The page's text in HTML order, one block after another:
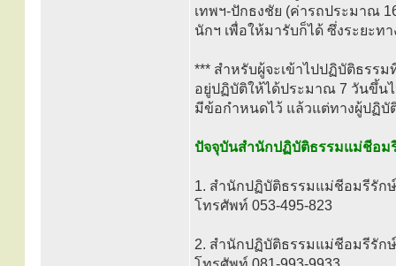
เทพฯ-ปักธงชัย (ค่ารถประมาณ
นักฯ เพื่อให้มารับก็ได้ ซึ่งระยะท
*** สำหรับผู้จะเข้าไปปฏิบัติธรร
อยู่ปฏิบัติให้ได้ประมาณ 7 วันขึ้นไ
มีข้อกำหนดไว้ แล้วแต่ทางผู้ปฏิบั
ปัจจุบันสำนักปฏิบัติธรรมแม่ชีอม
1. สำนักปฏิบัติธรรมแม่ชีอมรีรักษ์
โทรศัพท์ 053-495-823
2. สำนักปฏิบัติธรรมแม่ชีอมรีรักษ์